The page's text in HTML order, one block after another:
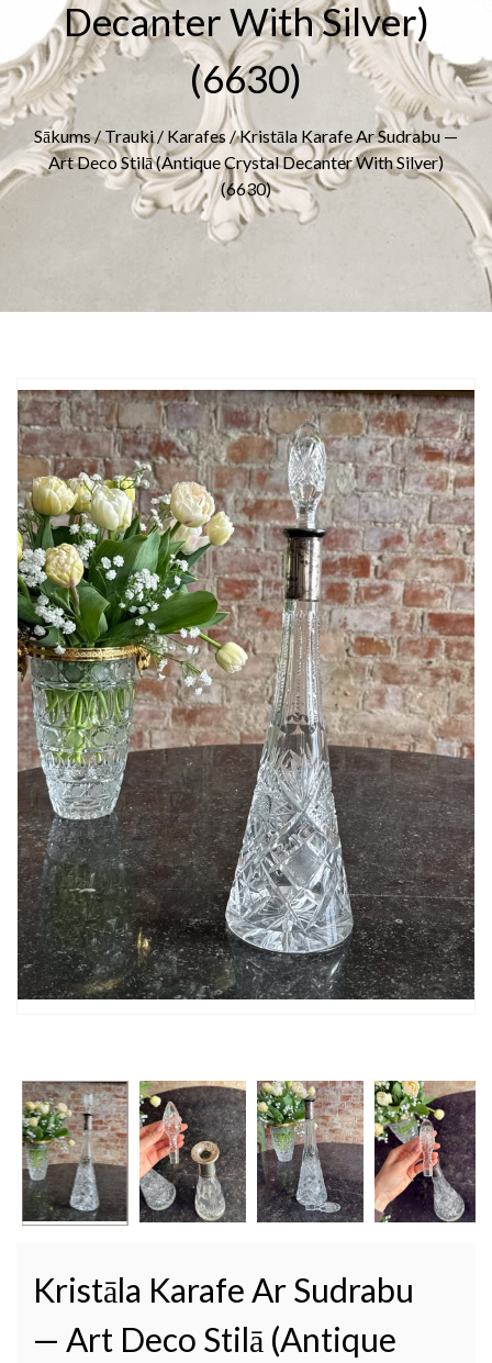
Decanter With Silver)
(6630)
Sākums/Trauki/ Karafes / Kristāla Karafe Ar Sudrabu —
Art Deco Stilā (Antique Crystal Decanter With Silver)
(6630)
Kristāla Karafe Ar Sudrabu
— Art Deco Stilā (Antique